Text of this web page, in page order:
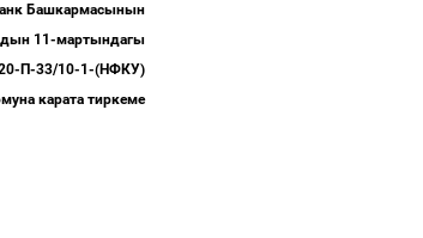
Башкармасынын
11-мартындагы
П-33/10-1-(НФКУ)
карата тиркеме